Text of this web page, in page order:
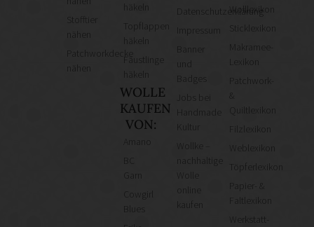
Stofftier
Patchworkdecke
häkeln
Topflappen
häkeln
Fäustlinge
häkeln
WOLLE
KAUFEN
VON:
Cowgirl
Datenschutzerklärung
Kultur
Wollke –
nachhaltige
kaufen
Wolllexikon
Sticklexikon
Makramee-
Lexikon
Patchwork-
&
Quiltlexikon
Filzlexikon
Weblexikon
Töpferlexikon
Papier- &
Faltlexikon
Werkstatt-